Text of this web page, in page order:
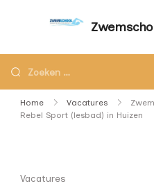
aandacht –
Home Vacatures
Rebel Sport (lesbad) in Huizen
Vacatures